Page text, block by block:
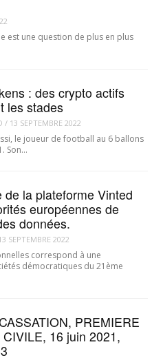
est une question de plus en plus
: des crypto actifs
les stades
/ 13 SEPTEMBRE 2022
le joueur de football au 6 ballons
Son…
de la plateforme Vinted
européennes de
données.
SEPTEMBRE 2022
correspond à une
démocratiques du 21ème
PREMIERE
16 juin 2021,